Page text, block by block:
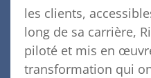
les clients,
long de sa carrière,
piloté et mis en
transformation qui